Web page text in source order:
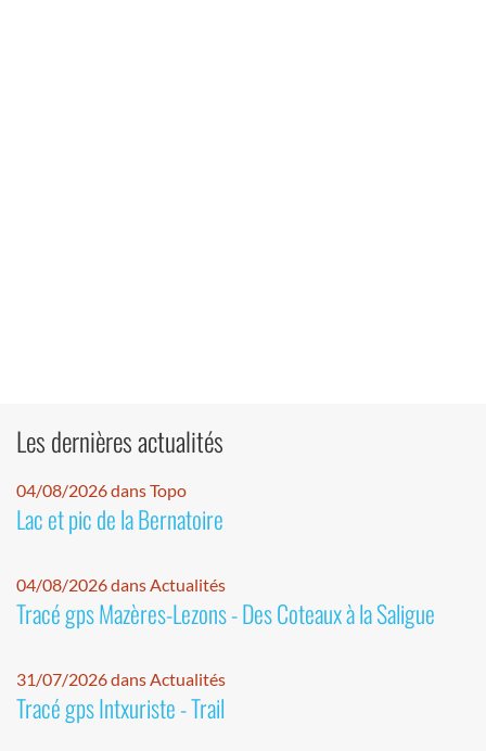
Les dernières actualités
04/08/2026 dans Topo
Lac et pic de la Bernatoire
04/08/2026 dans Actualités
Tracé gps Mazères-Lezons - Des Coteaux à la Saligue
31/07/2026 dans Actualités
Tracé gps Intxuriste - Trail